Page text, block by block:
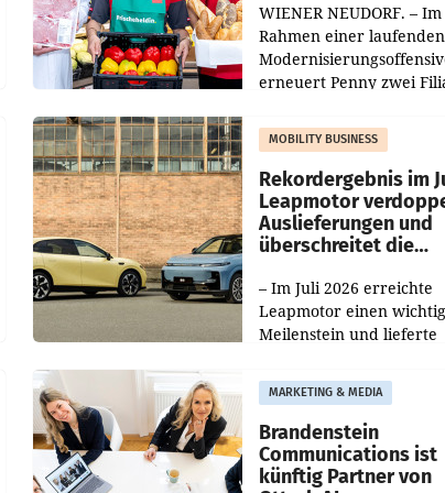
WIENER NEUDORF. – Im
Rahmen einer laufenden
erneuert Penny zwei
Die beiden Standorte
Haag sowie im rund
MOBILITY BUSINESS
Rekordergebnis im
Leapmotor
Auslieferungen und
überschreitet die
– Im Juli 2026 erreichte
Leapmotor einen
Meilenstein und lieferte
aus, womit sich das
gegenüber Juli 2025
verdoppelte (+102
MARKETING & MEDIA
Brandenstein
Communications ist
künftig Partner von